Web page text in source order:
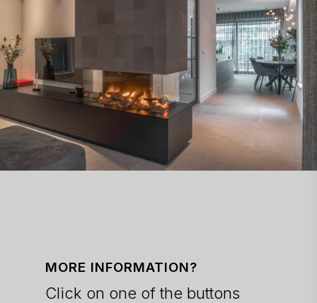
MORE INFORMATION?
Click on one of the buttons